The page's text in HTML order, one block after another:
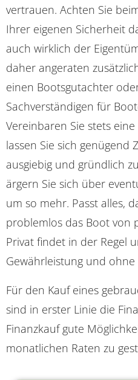
vertrauen. Achten Sie
Ihrer eigenen Sicherheit
auch wirklich der
daher angeraten
einen Bootsgutachter
Sachverständigen für
Vereinbaren Sie stets
lassen Sie sich genügend
ausgiebig und gründlich
ärgern Sie sich über
um so mehr. Passt alles,
problemlos das Boot von
Privat findet in der Regel
Gewährleistung und
Für den Kauf eines
sind in erster Linie die
Finanzkauf gute
monatlichen Raten zu